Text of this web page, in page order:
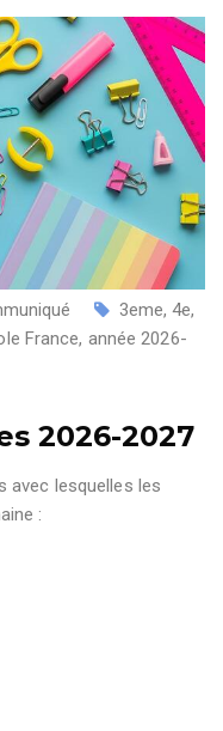
3eme,4e,
France, année 2026-
2026-2027
avec lesquelles les
: